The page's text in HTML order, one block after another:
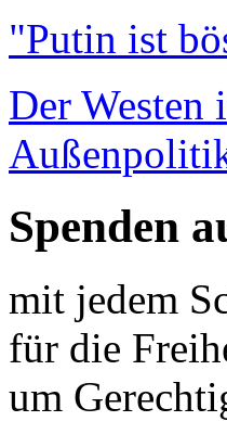
"Putin ist
Der Westen
Spenden
mit jedem
für die
um